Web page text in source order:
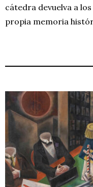
cátedra devuelva a
propia memoria